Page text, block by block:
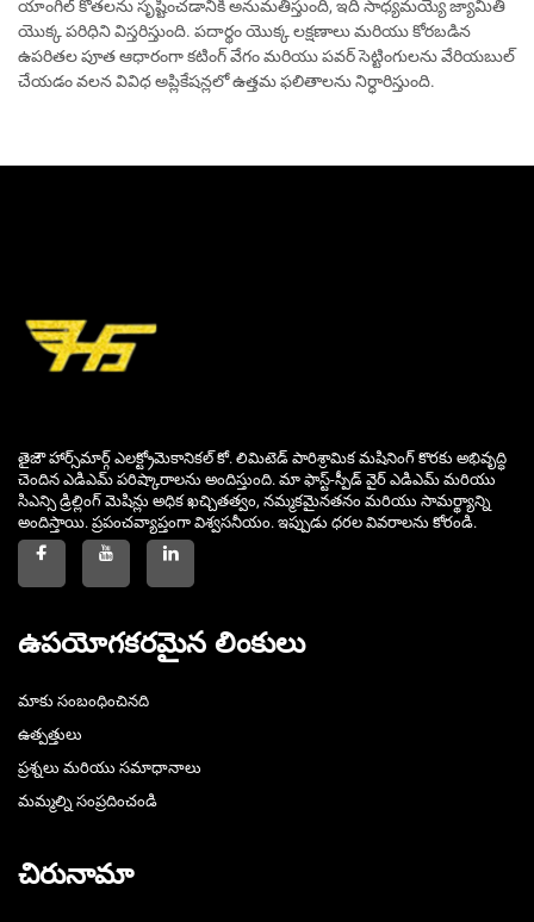
యాంగిల్ కోతలను సృష్టించడానికి అనుమతిస్తుంది, ఇది సాధ్యమయ్యే జ్యామితి
యొక్క పరిధిని విస్తరిస్తుంది. పదార్థం యొక్క లక్షణాలు మరియు కోరబడిన
ఉపరితల పూత ఆధారంగా కటింగ్ వేగం మరియు పవర్ సెట్టింగులను వేరియబుల్
చేయడం వలన వివిధ అప్లికేషన్లలో ఉత్తమ ఫలితాలను నిర్ధారిస్తుంది.
తైజౌ హార్స్‌మార్గ్ ఎలక్ట్రోమెకానికల్ కో. లిమిటెడ్ పారిశ్రామిక మషినింగ్ కొరకు అభివృద్ధి
చెందిన ఎడిఎమ్ పరిష్కారాలను అందిస్తుంది. మా ఫాస్ట్-స్పీడ్ వైర్ ఎడిఎమ్ మరియు
సిఎన్సి డ్రిల్లింగ్ మెషిన్లు అధిక ఖచ్చితత్వం, నమ్మకమైనతనం మరియు సామర్థ్యాన్ని
అందిస్తాయి. ప్రపంచవ్యాప్తంగా విశ్వసనీయం. ఇప్పుడు ధరల వివరాలను కోరండి.
ఉపయోగకరమైన లింకులు
మాకు సంబంధించినది
ఉత్పత్తులు
ప్రశ్నలు మరియు సమాధానాలు
మమ్మల్ని సంప్రదించండి
చిరునామా